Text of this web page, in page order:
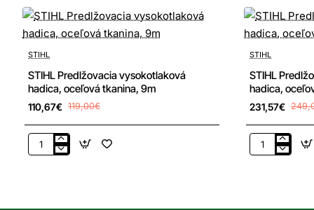
-7%
STIHL
STIHL Predlžovacia vysokotlaková
hadica, oceľová tkanina, 9m
110,67€ 119,00€
STIHL
-7%
STIHL
STIHL
hadica,
231,57€
STIHL